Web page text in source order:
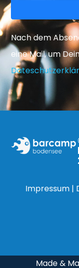
Nach dem
eine Mail, um
Impressum |
Made &